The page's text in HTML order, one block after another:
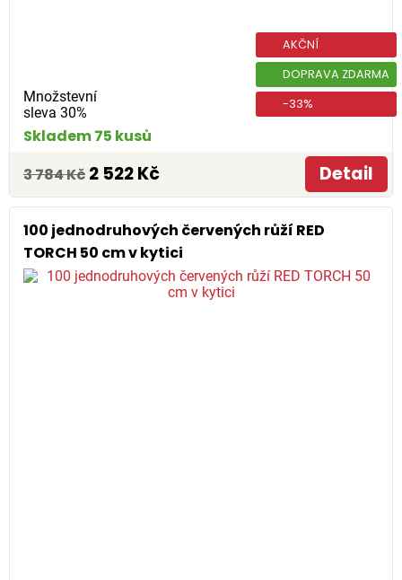
Množstevní
sleva 30%
AKČNÍ
DOPRAVA ZDARMA
-33%
Skladem 75 kusů
3 784 Kč 2 522 Kč Detail
100 jednodruhových červených růží RED
TORCH 50 cm v kytici